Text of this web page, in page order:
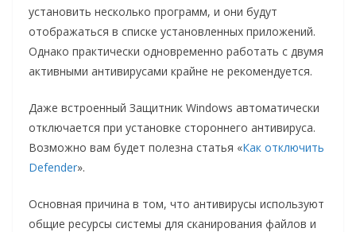
установить несколько программ, и они будут
отображаться в списке установленных приложений.
Однако практически одновременно работать с двумя
активными антивирусами крайне не рекомендуется.
Даже встроенный Защитник Windows автоматически
отключается при установке стороннего антивируса.
Возможно вам будет полезна статья «Как отключить
Defender».
Основная причина в том, что антивирусы используют
общие ресурсы системы для сканирования файлов и